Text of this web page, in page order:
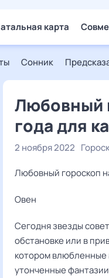
карта
Сонник
Любовный
года для
2 ноября 2022
Любовный гороскоп
Овен ‌‌
Сегодня звезды
обстановке или в
котором влюбленные
утонченные